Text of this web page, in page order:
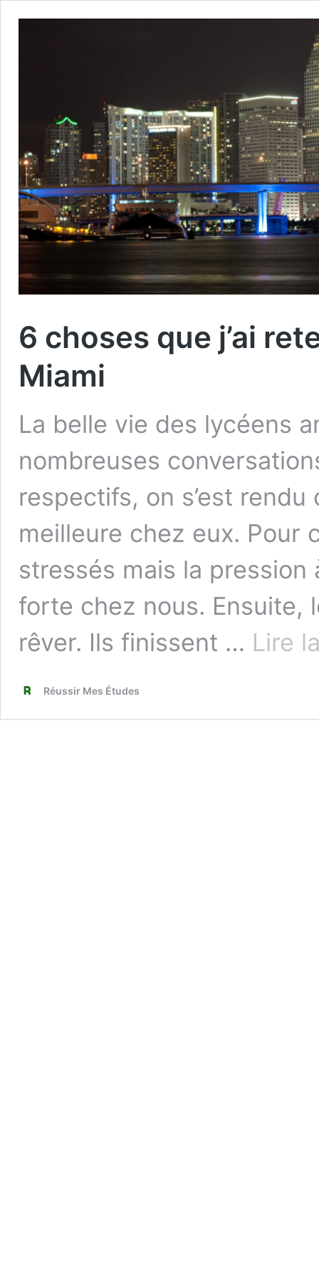
6 choses que j’ai
Miami
La belle vie des lycéens
nombreuses
respectifs, on s’est
meilleure chez eux. Pour
stressés mais la pression
forte chez nous. Ensuite,
rêver. Ils finissent … Lire
Réussir Mes Études